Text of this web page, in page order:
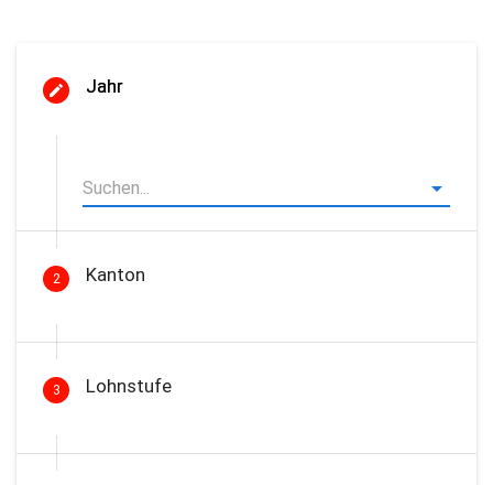
Jahr
2 Kanton
3 Lohnstufe